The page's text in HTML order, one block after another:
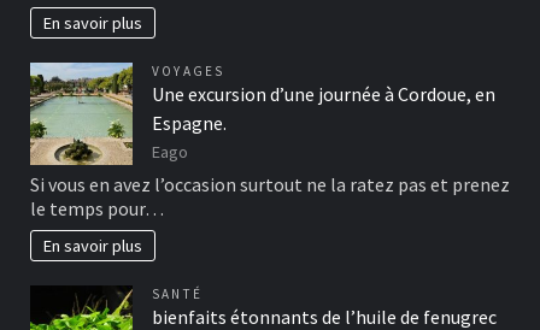
En savoir plus
VOYAGES
Une excursion d’une journée à Cordoue, en
Espagne.
Eago
Si vous en avez l’occasion surtout ne la ratez pas et prenez
le temps pour…
En savoir plus
SANTÉ
bienfaits étonnants de l’huile de fenugrec